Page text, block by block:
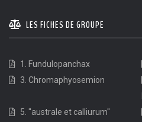
LES FICHES DE GROUPE
1. Fundulopanchax
3. Chromaphyosemion
5. "australe et calliurum"